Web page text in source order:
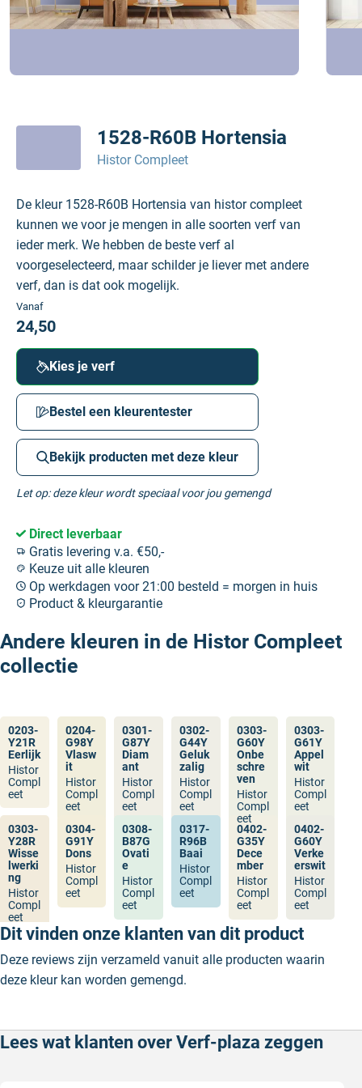
1528-R60B Hortensia
Histor Compleet
De kleur 1528-R60B Hortensia van histor compleet
kunnen we voor je mengen in alle soorten verf van
ieder merk. We hebben de beste verf al
voorgeselecteerd, maar schilder je liever met andere
verf, dan is dat ook mogelijk.
Vanaf
24,50
Kies je verf
Bestel een kleurentester
Bekijk producten met deze kleur
Let op: deze kleur wordt speciaal voor jou gemengd
Direct leverbaar
Gratis levering v.a. €50,-
Keuze uit alle kleuren
Op werkdagen voor 21:00 besteld = morgen in huis
Product & kleurgarantie
Andere kleuren in de Histor Compleet
collectie
0203-
Y21R
Eerlijk
Histor
Compl
eet
0204-
G98Y
Vlasw
it
Histor
Compl
eet
0301-
G87Y
Diam
ant
Histor
Compl
eet
0302-
G44Y
Geluk
zalig
Histor
Compl
eet
0303-
G60Y
Onbe
schre
ven
Histor
Compl
eet
0303-
G61Y
Appel
wit
Histor
Compl
eet
0303-
Y28R
Wisse
lwerki
ng
Histor
Compl
eet
0304-
G91Y
Dons
Histor
Compl
eet
0308-
B87G
Ovati
e
Histor
Compl
eet
0317-
R96B
Baai
Histor
Compl
eet
0402-
G35Y
Dece
mber
Histor
Compl
eet
0402-
G60Y
Verke
erswit
Histor
Compl
eet
Dit vinden onze klanten van dit product
Deze reviews zijn verzameld vanuit alle producten waarin
deze kleur kan worden gemengd.
Lees wat klanten over Verf-plaza zeggen